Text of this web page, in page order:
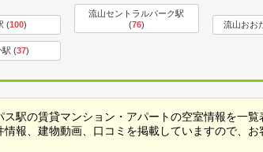
(100)
流山セントラルパーク駅
(76) 流山おお
駅 (37)
ス駅の賃貸マンション・アパートの空室情報を一
情報、建物動画、口コミを掲載していますので、